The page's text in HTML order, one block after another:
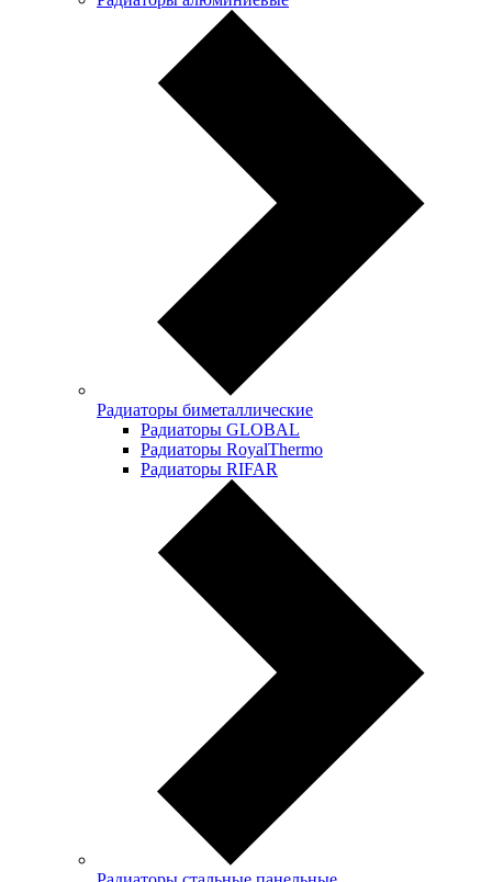
Радиаторы биметаллические
Радиаторы GLOBAL
Радиаторы RoyalThermo
Радиаторы RIFAR